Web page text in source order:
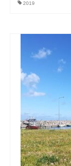
2019